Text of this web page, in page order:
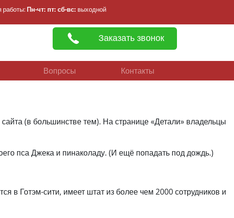
работы:Пн-чт: пт: сб-вс: выходной
Заказать звонок
Вопросы Контакты
(в большинстве тем). На странице «Детали» владельцы
пса Джека и пинаколаду. (И ещё попадать под дождь.)
в Готэм-сити, имеет штат из более чем 2000 сотрудников и